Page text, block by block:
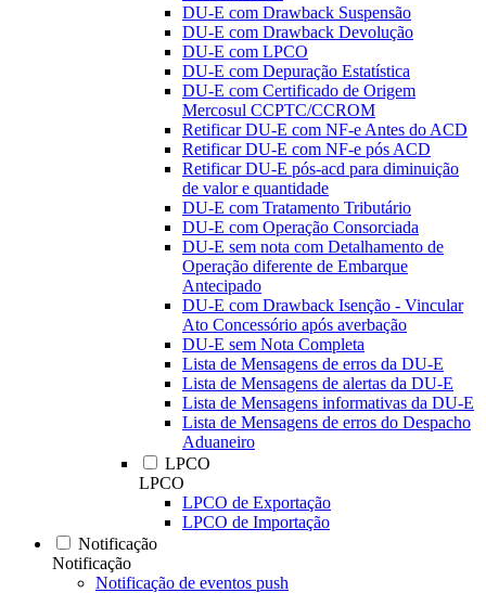
DU-E com Drawback Suspensão
DU-E com Drawback Devolução
DU-E com LPCO
DU-E com Depuração Estatística
DU-E com Certificado de Origem
Mercosul CCPTC/CCROM
Retificar DU-E com NF-e Antes do ACD
Retificar DU-E com NF-e pós ACD
Retificar DU-E pós-acd para diminuição
de valor e quantidade
DU-E com Tratamento Tributário
DU-E com Operação Consorciada
DU-E sem nota com Detalhamento de
Operação diferente de Embarque
Antecipado
DU-E com Drawback Isenção - Vincular
Ato Concessório após averbação
DU-E sem Nota Completa
Lista de Mensagens de erros da DU-E
Lista de Mensagens de alertas da DU-E
Lista de Mensagens informativas da DU-E
Lista de Mensagens de erros do Despacho
Aduaneiro
LPCO
LPCO
LPCO de Exportação
LPCO de Importação
Notificação
Notificação
Notificação de eventos push